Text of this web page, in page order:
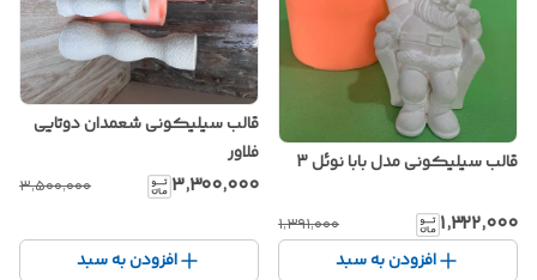
قالب سیلیکونی مدل بابا نوئل 3
۱٬۳۲۲٬۰۰۰ ۱٬۳۹۱٬۰۰۰
افزودن به سبد
قالب سیلیکونی شعمدان دوتایی
فلاور
۳٬۳۰۰٬۰۰۰ ۳٬۵۰۰٬۰۰۰
افزودن به سبد